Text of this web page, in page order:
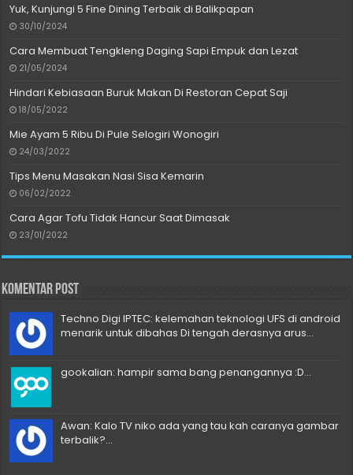
Yuk, Kunjungi 5 Fine Dining Terbaik di Balikpapan
30/10/2024
Cara Membuat Tengkleng Daging Sapi Empuk dan Lezat
21/05/2024
Hindari Kebiasaan Buruk Makan Di Restoran Cepat Saji
18/05/2022
Mie Ayam 5 Ribu Di Pule Selogiri Wonogiri
24/03/2022
Tips Menu Masakan Nasi Sisa Kemarin
06/02/2022
Cara Agar Tofu Tidak Hancur Saat Dimasak
23/01/2022
Komentar Post
Techno Digi IPTEC: kelemahan teknologi UFS di android
menarik untuk dibahas Di tengah derasnya arus...
gookalian: hampir sama bang penangannya :D...
Awan: Kalo TV niko ada yang tau kah caranya gambar
terbalik?...